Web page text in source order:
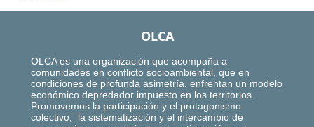
OLCA
OLCA es una organización que acompaña a
comunidades en conflicto socioambiental, que en
condiciones de profunda asimetría, enfrentan un modelo
económico depredador impuesto en los territorios.
Promovemos la participación y el protagonismo
colectivo, la sistematización y el intercambio de